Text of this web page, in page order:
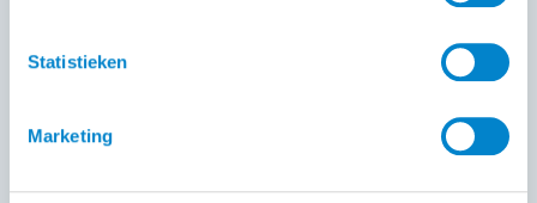
Statistieken
Marketing
Wat maakt Catago FIR-Tech zo uniek?
FIR-Tech
producten onderscheiden zich echt van andere merken
door de revolutionaire FIR-Tech technologie. FIR staat